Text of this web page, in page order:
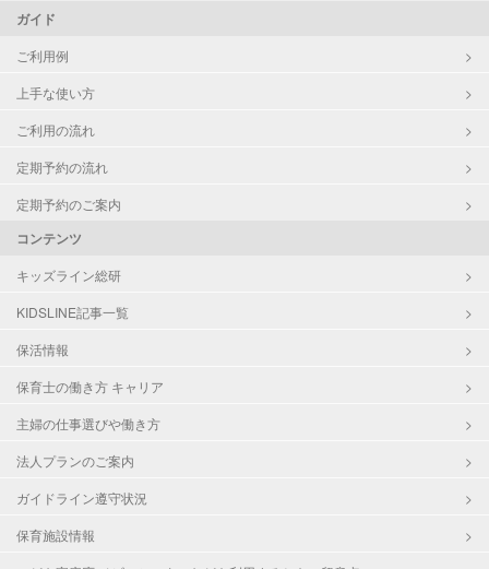
ガイド
ご利用例
上手な使い方
ご利用の流れ
定期予約の流れ
定期予約のご案内
コンテンツ
キッズライン総研
KIDSLINE記事一覧
保活情報
保育士の働き方 キャリア
主婦の仕事選びや働き方
法人プランのご案内
ガイドライン遵守状況
保育施設情報